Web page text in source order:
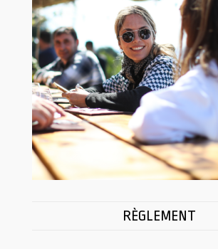
RÈGLEMENT